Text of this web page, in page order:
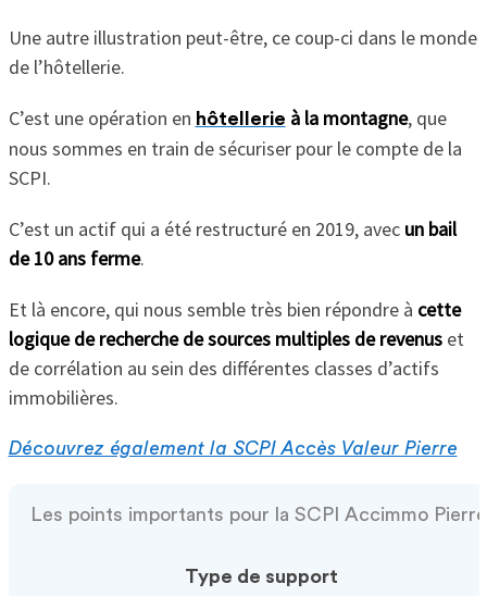
Une autre illustration peut-être, ce coup-ci dans le monde
de l’hôtellerie.
C’est une opération en hôtellerie à la montagne, que
nous sommes en train de sécuriser pour le compte de la
SCPI.
C’est un actif qui a été restructuré en 2019, avec un bail
de 10 ans ferme.
Et là encore, qui nous semble très bien répondre à cette
logique de recherche de sources multiples de revenuset
de corrélation au sein des différentes classes d’actifs
immobilières.
Découvrez également la SCPI Accès Valeur Pierre
Les points importants pour la SCPI Accimmo Pierre
Type de support